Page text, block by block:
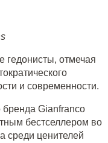
гедонисты, отмечая
и современности.
бренда Gianfranco
бестселлером во
среди ценителей